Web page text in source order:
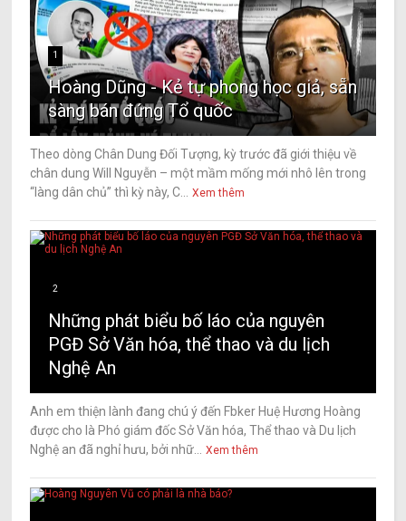
1
Hoàng Dũng - Kẻ tự phong học giả, sẵn
sàng bán đứng Tổ quốc
Theo dòng Chân Dung Đối Tượng, kỳ trước đã giới thiệu về
chân dung Will Nguyễn – một mầm mống mới nhô lên trong
“làng dân chủ” thì kỳ này, C...
Xem thêm
2
Những phát biểu bố láo của nguyên
PGĐ Sở Văn hóa, thể thao và du lịch
Nghệ An
Anh em thiện lành đang chú ý đến Fbker Huệ Hương Hoàng
được cho là Phó giám đốc Sở Văn hóa, Thể thao và Du lịch
Nghệ an đã nghỉ hưu, bởi nhữ...
Xem thêm